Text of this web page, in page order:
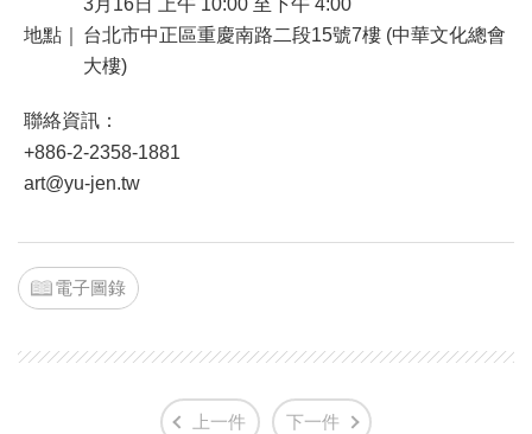
3月16日 上午 10:00 至下午 4:00
地點｜
台北市中正區重慶南路二段15號7樓 (中華文化總會
大樓)
聯絡資訊：
+886-2-2358-1881
art@yu-jen.tw
電子圖錄
上一件 下一件